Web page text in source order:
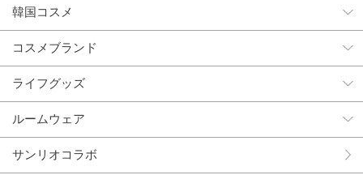
韓国コスメ
コスメブランド
ライフグッズ
ルームウェア
サンリオコラボ